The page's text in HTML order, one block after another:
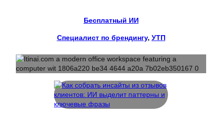
Бесплатный ИИ
Специалист по брендингу, УТП